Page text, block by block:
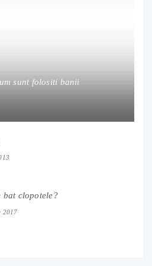
sunt folositi banii
bat clopotele?
2017